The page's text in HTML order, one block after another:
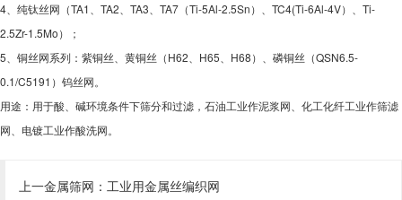
4、纯钛丝网（TA1、TA2、TA3、TA7（Ti-5Al-2.5Sn）、TC4(Ti-6Al-4V）、Ti-
2.5Zr-1.5Mo）；
5、铜丝网系列：紫铜丝、黄铜丝（H62、H65、H68）、磷铜丝（QSN6.5-
0.1/C5191）钨丝网。
用途：用于酸、碱环境条件下筛分和过滤，石油工业作泥浆网、化工化纤工业作筛滤
网、电镀工业作酸洗网。
上一金属筛网： 工业用金属丝编织网